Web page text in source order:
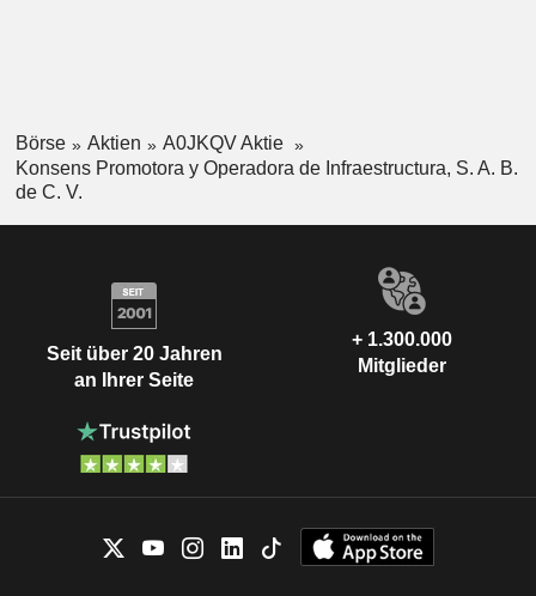
Börse Aktien
A0JKQV Aktie
Konsens Promotora y Operadora de Infraestructura, S. A. B.
de C. V.
Seit über 20 Jahren
an Ihrer Seite
+ 1.300.000
Mitglieder